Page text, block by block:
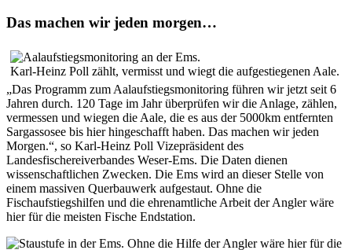
Das machen wir jeden morgen…
Karl-Heinz Poll zählt, vermisst und wiegt die aufgestiegenen Aale.
„Das Programm zum Aalaufstiegsmonitoring führen wir jetzt seit 6
Jahren durch. 120 Tage im Jahr überprüfen wir die Anlage, zählen,
vermessen und wiegen die Aale, die es aus der 5000km entfernten
Sargassosee bis hier hingeschafft haben. Das machen wir jeden
Morgen.“, so Karl-Heinz Poll Vizepräsident des
Landesfischereiverbandes Weser-Ems. Die Daten dienen
wissenschaftlichen Zwecken. Die Ems wird an dieser Stelle von
einem massiven Querbauwerk aufgestaut. Ohne die
Fischaufstiegshilfen und die ehrenamtliche Arbeit der Angler wäre
hier für die meisten Fische Endstation.